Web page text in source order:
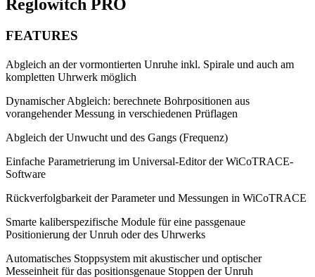
Reglowitch PRO
FEATURES
Abgleich an der vormontierten Unruhe inkl. Spirale und auch am
kompletten Uhrwerk möglich
Dynamischer Abgleich: berechnete Bohrpositionen aus
vorangehender Messung in verschiedenen Prüflagen
Abgleich der Unwucht und des Gangs (Frequenz)
Einfache Parametrierung im Universal-Editor der WiCoTRACE-
Software
Rückverfolgbarkeit der Parameter und Messungen in WiCoTRACE
Smarte kaliberspezifische Module für eine passgenaue
Positionierung der Unruh oder des Uhrwerks
Automatisches Stoppsystem mit akustischer und optischer
Messeinheit für das positionsgenaue Stoppen der Unruh